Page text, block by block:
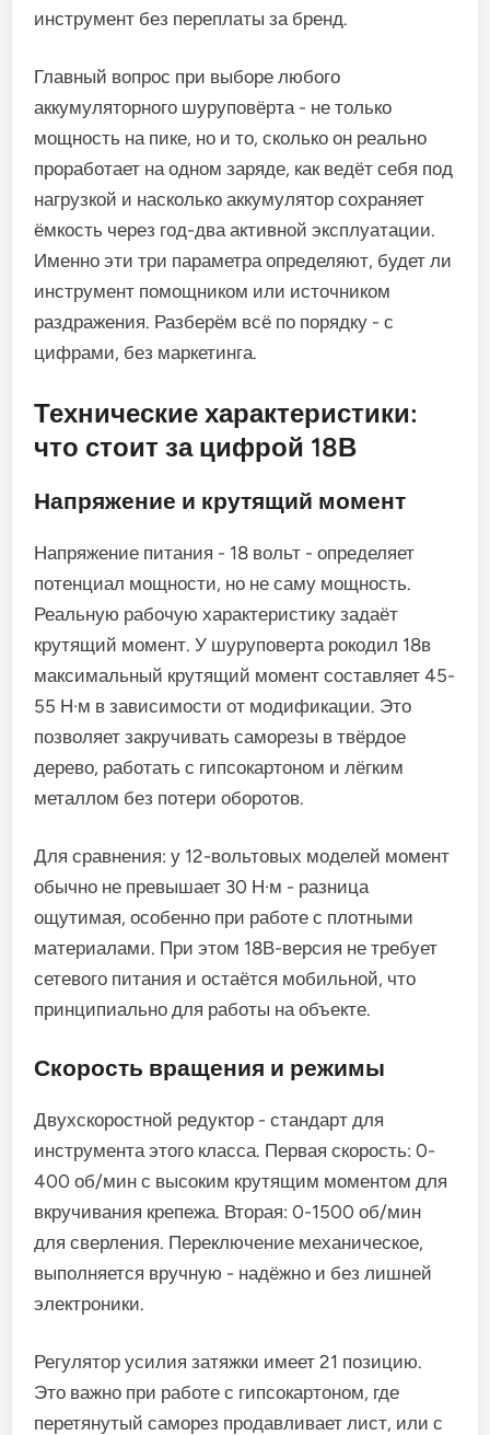
инструмент без переплаты за бренд.
Главный вопрос при выборе любого
аккумуляторного шуруповёрта - не только
мощность на пике, но и то, сколько он реально
проработает на одном заряде, как ведёт себя под
нагрузкой и насколько аккумулятор сохраняет
ёмкость через год-два активной эксплуатации.
Именно эти три параметра определяют, будет ли
инструмент помощником или источником
раздражения. Разберём всё по порядку - с
цифрами, без маркетинга.
Технические характеристики:
что стоит за цифрой 18В
Напряжение и крутящий момент
Напряжение питания - 18 вольт - определяет
потенциал мощности, но не саму мощность.
Реальную рабочую характеристику задаёт
крутящий момент. У шуруповерта рокодил 18в
максимальный крутящий момент составляет 45-
55 Н·м в зависимости от модификации. Это
позволяет закручивать саморезы в твёрдое
дерево, работать с гипсокартоном и лёгким
металлом без потери оборотов.
Для сравнения: у 12-вольтовых моделей момент
обычно не превышает 30 Н·м - разница
ощутимая, особенно при работе с плотными
материалами. При этом 18В-версия не требует
сетевого питания и остаётся мобильной, что
принципиально для работы на объекте.
Скорость вращения и режимы
Двухскоростной редуктор - стандарт для
инструмента этого класса. Первая скорость: 0-
400 об/мин с высоким крутящим моментом для
вкручивания крепежа. Вторая: 0-1500 об/мин
для сверления. Переключение механическое,
выполняется вручную - надёжно и без лишней
электроники.
Регулятор усилия затяжки имеет 21 позицию.
Это важно при работе с гипсокартоном, где
перетянутый саморез продавливает лист, или с